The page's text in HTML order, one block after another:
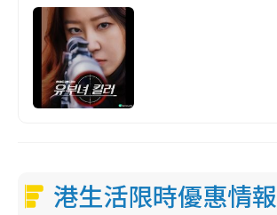
港生活限時優惠情報